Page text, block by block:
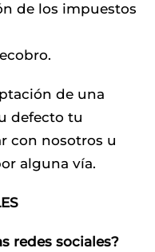
de los impuestos
de una
defecto tu
con nosotros u
alguna vía.
redes sociales?